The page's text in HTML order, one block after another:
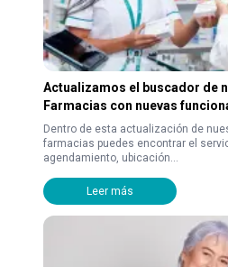
Actualizamos el buscador de
Farmacias con nuevas
Dentro de esta actualización de
farmacias puedes encontrar el
agendamiento, ubicación...
Leer más